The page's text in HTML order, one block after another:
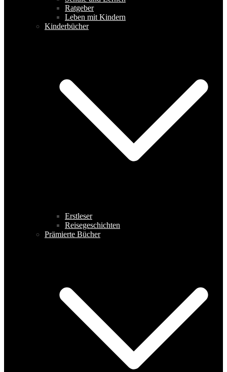
Ratgeber
Leben mit Kindern
Kinderbücher
Erstleser
Reisegeschichten
Prämierte Bücher